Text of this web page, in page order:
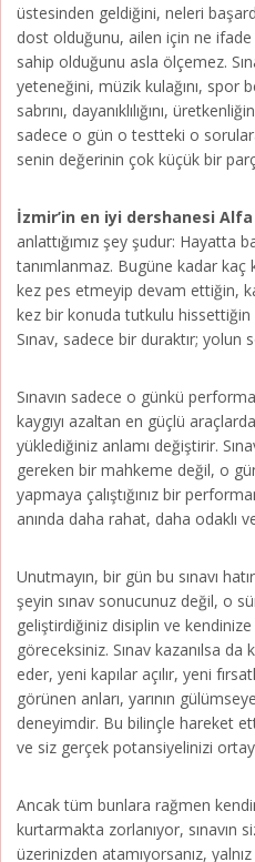
üstesinden geldiğini, neleri
dost olduğunu, ailen için ne
sahip olduğunu asla ölçemez.
yeteneğini, müzik kulağını, spor
sabrını, dayanıklılığını,
sadece o gün o testteki o
senin değerinin çok küçük bir
İzmir’in en iyi dershanesi Alfa
anlattığımız şey şudur: Hayatta
tanımlanmaz. Bugüne kadar kaç
kez pes etmeyip devam ettiğin,
kez bir konuda tutkulu hissettiğin
Sınav, sadece bir duraktır; yolun
Sınavın sadece o günkü
kaygıyı azaltan en güçlü
yüklediğiniz anlamı değiştirir.
gereken bir mahkeme değil, o
yapmaya çalıştığınız bir
anında daha rahat, daha odaklı
Unutmayın, bir gün bu sınavı
şeyin sınav sonucunuz değil, o
geliştirdiğiniz disiplin ve kendinize
göreceksiniz. Sınav kazanılsa
eder, yeni kapılar açılır, yeni
görünen anları, yarının
deneyimdir. Bu bilinçle hareket
ve siz gerçek potansiyelinizi
Ancak tüm bunlara rağmen
kurtarmakta zorlanıyor, sınavın
üzerinizden atamıyorsanız,